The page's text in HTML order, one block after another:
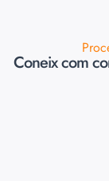
Coneix com